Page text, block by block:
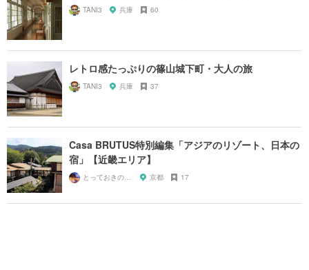
TANI3 兵庫 60
レトロ感たっぷりの篠山城下町・大人の旅
TANI3 兵庫 37
Casa BRUTUS特別編集「アジアのリゾート、日本の
宿」【近畿エリア】
とっておきの宿探し 京都 17